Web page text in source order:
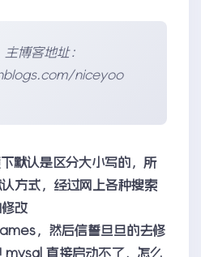
博客地址：
niceyoo
默认是区分大小写的，所
方式，经过网上各种搜索
改
，然后信誓旦旦的去修
mysql 直接启动不了，怎么